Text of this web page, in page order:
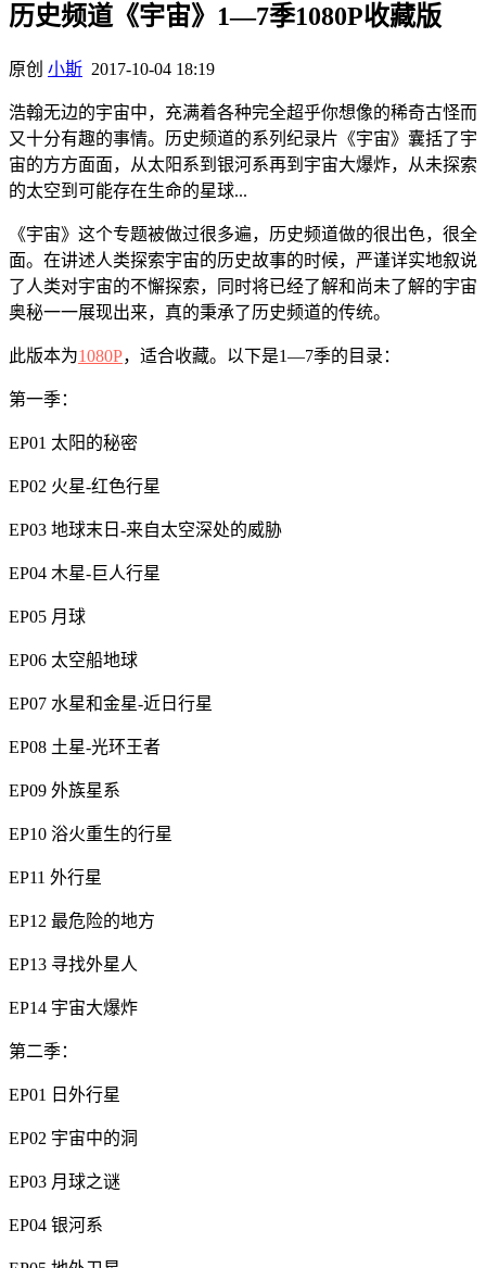
历史频道《宇宙》1—7季1080P收藏版
原创 小斯 2017-10-04 18:19
浩翰无边的宇宙中，充满着各种完全超乎你想像的稀奇古怪而
又十分有趣的事情。历史频道的系列纪录片《宇宙》囊括了宇
宙的方方面面，从太阳系到银河系再到宇宙大爆炸，从未探索
的太空到可能存在生命的星球...
《宇宙》这个专题被做过很多遍，历史频道做的很出色，很全
面。在讲述人类探索宇宙的历史故事的时候，严谨详实地叙说
了人类对宇宙的不懈探索，同时将已经了解和尚未了解的宇宙
奥秘一一展现出来，真的秉承了历史频道的传统。
此版本为1080P，适合收藏。以下是1—7季的目录：
第一季：
EP01 太阳的秘密
EP02 火星-红色行星
EP03 地球末日-来自太空深处的威胁
EP04 木星-巨人行星
EP05 月球
EP06 太空船地球
EP07 水星和金星-近日行星
EP08 土星-光环王者
EP09 外族星系
EP10 浴火重生的行星
EP11 外行星
EP12 最危险的地方
EP13 寻找外星人
EP14 宇宙大爆炸
第二季：
EP01 日外行星
EP02 宇宙中的洞
EP03 月球之谜
EP04 银河系